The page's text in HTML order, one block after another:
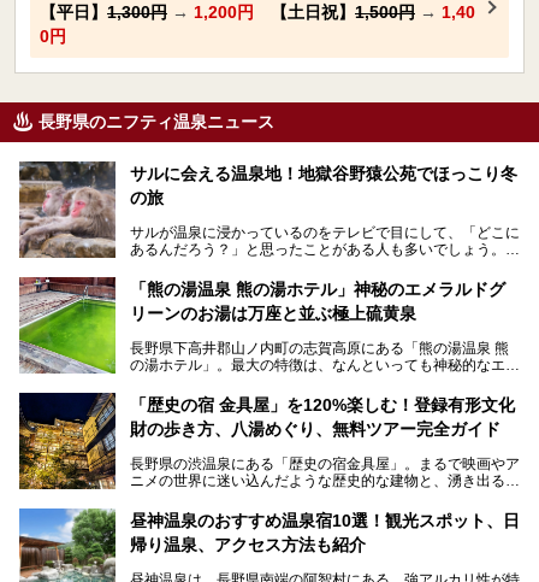
【平日】 1,300円 → 1,200円 【土日祝】 1,500円 → 1,40
0円
長野県のニフティ温泉ニュース
サルに会える温泉地！地獄谷野猿公苑でほっこり冬
の旅
サルが温泉に浸かっているのをテレビで目にして、「どこに
あるんだろう？」と思ったことがある人も多いでしょう。
この微笑ましい光景は、長野県にある「地獄谷野猿公苑」で
見られるもので、野生のサルが雪景色の中で温泉に浸かる姿
を間近で観察できます。
本記事では、地獄谷野猿公苑の魅力や見どころ、サルと温泉
との関係性、地獄谷周辺の観光スポットについて紹介しま
ので、野生のサルを観察する貴重な自然体験と温泉をあわせ
て楽しみたい人は、ぜひ参考にしてください。
「熊の湯温泉 熊の湯ホテル」神秘のエメラルドグ
リーンのお湯は万座と並ぶ極上硫黄泉
長野県下高井郡山ノ内町の志賀高原にある「熊の湯温泉 熊
の湯ホテル」。最大の特徴は、なんといっても神秘的なエメ
リピートするファンも多い温泉です。冬はスキーと一緒に楽
しみたい極上の温泉を紹介します。
「歴史の宿 金具屋」を120%楽しむ！登録有形文化
財の歩き方、八湯めぐり、無料ツアー完全ガイド
長野県の渋温泉にある「歴史の宿金具屋」。まるで映画やア
ニメの世界に迷い込んだような歴史的な建物と、湧き出る温
を隅々まで楽しみたいですよね。この記事では、金具屋での
滞在を最高の思い出にするための「楽しみ方」を徹底的にご
紹介します！
昼神温泉のおすすめ温泉宿10選！観光スポット、日
帰り温泉、アクセス方法も紹介